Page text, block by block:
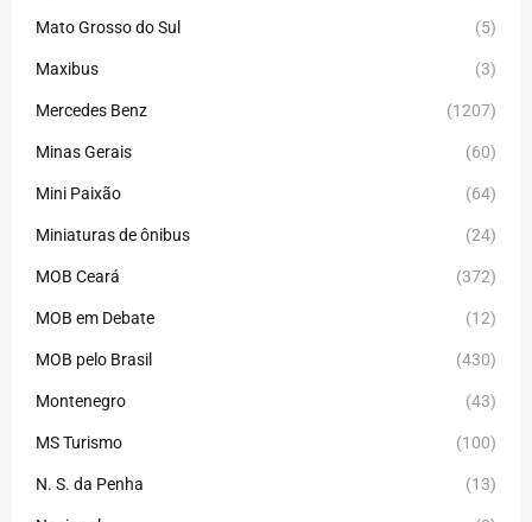
Mato Grosso do Sul (5)
Maxibus (3)
Mercedes Benz (1207)
Minas Gerais (60)
Mini Paixão (64)
Miniaturas de ônibus (24)
MOB Ceará (372)
MOB em Debate (12)
MOB pelo Brasil (430)
Montenegro (43)
MS Turismo (100)
N. S. da Penha (13)